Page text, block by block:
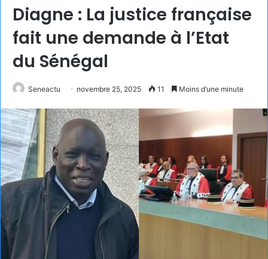
Diagne : La justice française
fait une demande à l’Etat
du Sénégal
Seneactu novembre 25, 2025 11 Moins d’une minute